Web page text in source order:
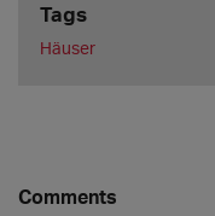
Tags
Häuser
Comments